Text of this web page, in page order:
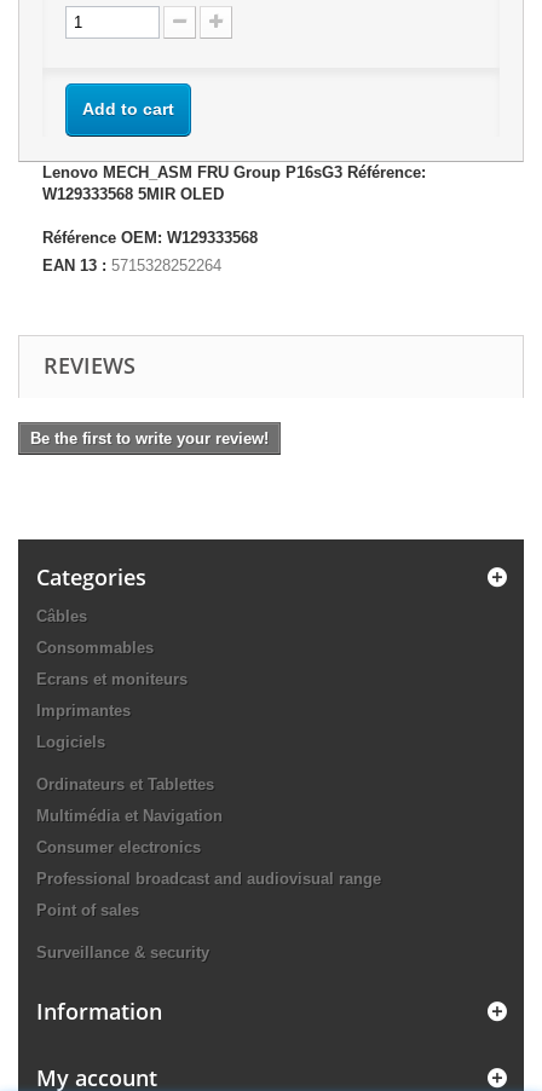
Add to cart
Lenovo MECH_ASM FRU Group P16sG3 Référence:
W129333568 5MIR OLED
Référence OEM: W129333568
EAN 13 : 5715328252264
REVIEWS
Be the first to write your review!
Categories
Câbles
Consommables
Ecrans et moniteurs
Imprimantes
Logiciels
Ordinateurs et Tablettes
Multimédia et Navigation
Consumer electronics
Professional broadcast and audiovisual range
Point of sales
Surveillance & security
Information
My account